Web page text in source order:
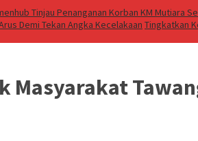
Tinjau Penanganan Korban KM Mutiara
Demi Tekan Angka Kecelakaan Tingkatkan